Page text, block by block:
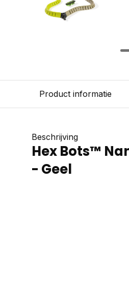
Product informatie
Beschrijving
Hex Bots™
- Geel